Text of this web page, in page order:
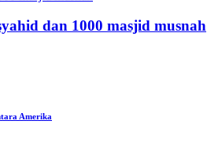
dan 1000 masjid musnah
Amerika